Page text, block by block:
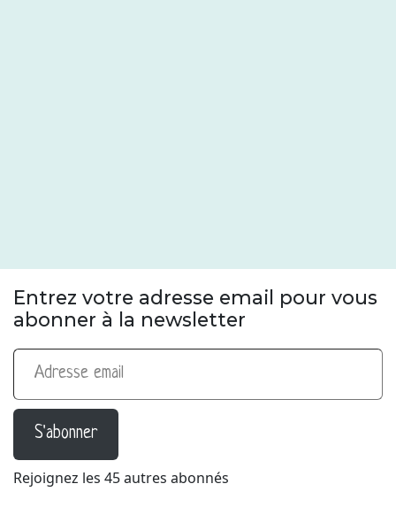
Entrez votre adresse email pour vous
abonner à la newsletter
Adresse email
S'abonner
Rejoignez les 45 autres abonnés